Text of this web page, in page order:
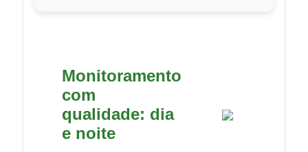
Monitoramento
com
qualidade: dia
e noite